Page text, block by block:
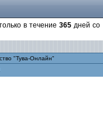
в течение 365 дней со
"Тува-Онлайн"